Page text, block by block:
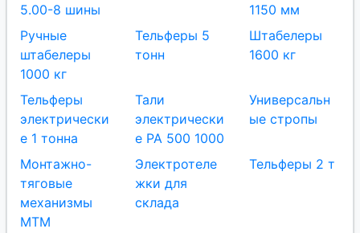
5.00-8 шины
1150 мм
Ручные
штабелеры
1000 кг
Тельферы 5
тонн
Штабелеры
1600 кг
Тельферы
электрически
е 1 тонна
Тали
электрически
е РА 500 1000
Универсальн
ые стропы
Монтажно-
тяговые
механизмы
МТМ
Электротеле
жки для
склада
Тельферы 2 т